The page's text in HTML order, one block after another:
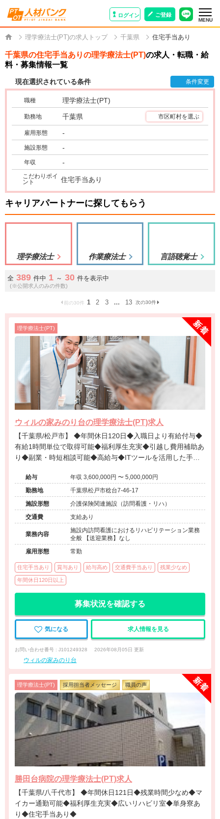
ログイン ご登録
MENU
理学療法士(PT)の求人トップ 千葉県 住宅手当あり
千葉県の住宅手当ありの理学療法士(PT)の求人・転職・給
料・募集情報一覧
現在選択されている条件 条件変更
職種 理学療法士(PT)
勤務地 千葉県 市区町村を選ぶ
雇用形態 -
施設形態 -
年収 -
こだわりポイ
ント
住宅手当あり
キャリアパートナーに探してもらう
理学療法士 作業療法士 言語聴覚士
全 389 件中 1 ～ 30 件を表示中
(※公開求人のみの件数)
前の30件 1 2 3 ... 13 次の30件
理学療法士(PT)
ウィルの家みのり台の理学療法士(PT)求人
【千葉県/松戸市】 ◆年間休日120日◆入職日より有給付与◆
有給1時間単位で取得可能◆福利厚生充実◆引越し費用補助あ
り◆副業・時短相談可能◆高給与◆ITツールを活用した手厚
給与
年収 3,600,000円 〜 5,000,000円
勤務地
千葉県松戸市稔台7-46-17
施設形態
介護保険関連施設（訪問看護・リハ）
交通費
支給あり
業務内容
施設内訪問看護におけるリハビリテーション業務
全般 【送迎業務】なし
雇用形態
常勤
住宅手当あり 賞与あり 給与高め 交通費手当あり 残業少なめ
年間休日120日以上
募集状況を確認する
気になる 求人情報を見る
お問い合わせ番号 : J101249328 2026年08月05日 更新
ウィルの家みのり台
理学療法士(PT) 採用担当者メッセージ 職員の声
勝田台病院の理学療法士(PT)求人
【千葉県/八千代市】 ◆年間休日121日◆残業時間少なめ◆マ
イカー通勤可能◆福利厚生充実◆広いリハビリ室◆単身寮あ
り◆住宅手当あり◆